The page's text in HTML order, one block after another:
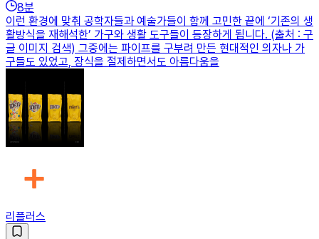
8분
이런 환경에 맞춰 공학자들과 예술가들이 함께 고민한 끝에 ‘기존의 생
활방식을 재해석한’ 가구와 생활 도구들이 등장하게 됩니다. (출처 : 구
글 이미지 검색) 그중에는 파이프를 구부려 만든 현대적인 의자나 가
구들도 있었고, 장식을 절제하면서도 아름다움을
리플러스